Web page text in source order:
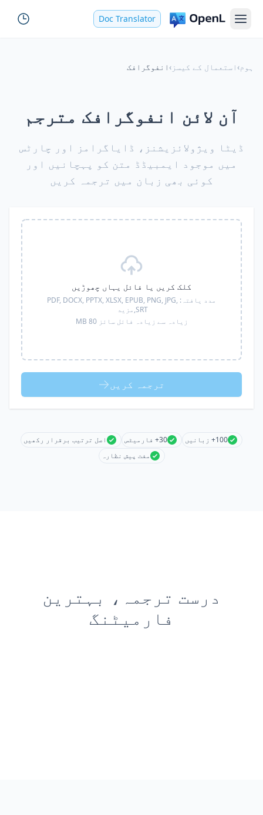
Doc Translator
ہوم›استعمال کے کیسز ›انفوگرافک
آن لائن انفوگرافک مترجم
ڈیٹا ویژولائزیشنز، ڈایاگرامز اور چارٹس
میں موجود ایمبیڈڈ متن کو پہچانیں اور
کوئی بھی زبان میں ترجمہ کریں
کلک کریں یا فائل یہاں چھوڑیں
مدد یافتہ: PDF, DOCX, PPTX, XLSX, EPUB, PNG, JPG,
SRT, مزید
زیادہ سے زیادہ فائل سائز 80 MB
ترجمہ کریں
100+ زبانیں 30+ فارمیٹس
اصل ترتیب برقرار رکھیں
مفت پیش نظارہ
درست ترجمہ، بہترین
فارمیٹنگ